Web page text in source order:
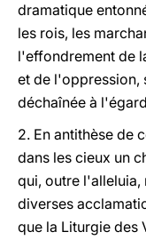
dramatique
les rois, les
l'effondrement de
et de l'oppression,
déchaînée à
2. En antithèse de
dans les cieux un
qui, outre l'alleluia,
diverses
que la Liturgie des